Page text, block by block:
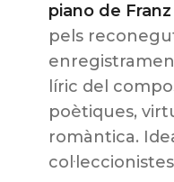
piano de
pels
líric del
poètiques,
romàntica.